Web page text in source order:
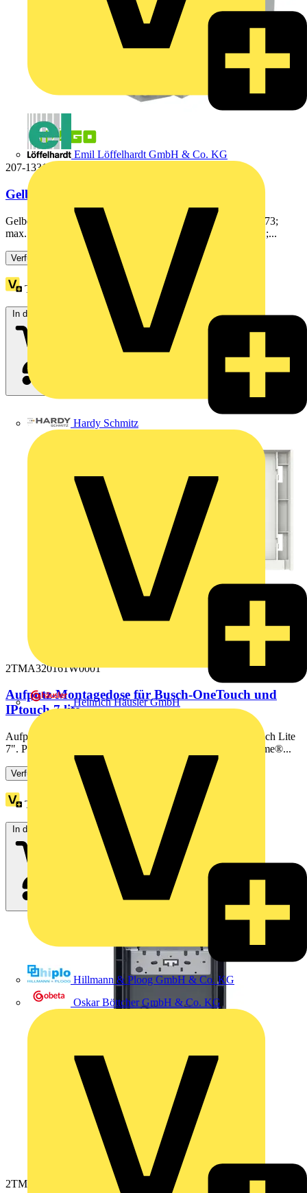
Emil Löffelhardt GmbH & Co. KG
Hardy Schmitz
Heinrich Häusler GmbH
Hillmann & Ploog GmbH & Co. KG
Oskar Böttcher GmbH & Co. KG
207-1331
Gelbox,Abzweig,für Aderleitungen,grau
Gelbox; Abzweig; für Aderleitungen; mit Gel; Serie 221, 2x73;
max. 4mm²-Klemmen; ohne Verbindungsklemmen; Größe 1;...
Verfügbar: 3 Händler
Treuepunkte:
In den Warenkorb
2TMA320161W0001
Aufputz-Montagedose für Busch-OneTouch und
IPtouch 7 lite
Aufputz-Montagedose für das Busch-OneTouch und IP Touch Lite
7". Produktreihe: Busch-Welcome® 2-Draht​, Busch-Welcome®...
Verfügbar: 3 Händler
Treuepunkte: 1
In den Warenkorb
2TMA130160B0061